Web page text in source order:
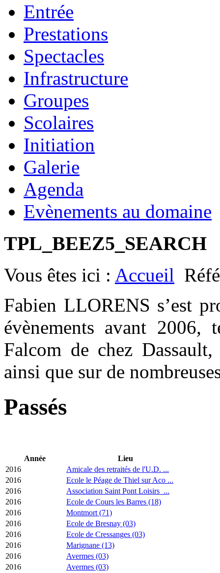
Entrée
Prestations
Spectacles
Infrastructure
Groupes
Scolaires
Initiation
Galerie
Agenda
Evènements au domaine
TPL_BEEZ5_SEARCH
Vous êtes ici : Accueil
Fabien LLORENS s’est
évènements avant
Falcom de chez
ainsi que sur de
Passés
Année
Lieu
2016
Amicale des retraités de l'U.D. ...
2016
Ecole le Péage de Thiel sur Aco ...
2016
Association Saint Pont Loisirs ...
2016
Ecole de Cours les Barres (18)
2016
Montmort (71)
2016
Ecole de Bresnay (03)
2016
Ecole de Cressanges (03)
2016
Marignane (13)
2016
Avermes (03)
2016
Avermes (03)